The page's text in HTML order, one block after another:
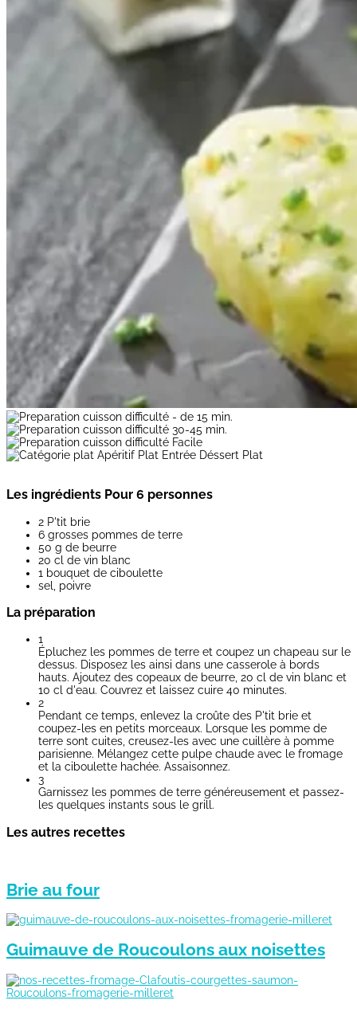
- de 15 min.
30-45 min.
Facile
Plat
Les ingrédients Pour 6 personnes
2 P'tit brie
6 grosses pommes de terre
50 g de beurre
20 cl de vin blanc
1 bouquet de ciboulette
sel, poivre
La préparation
1
Épluchez les pommes de terre et coupez un chapeau sur le
dessus. Disposez les ainsi dans une casserole à bords
hauts. Ajoutez des copeaux de beurre, 20 cl de vin blanc et
10 cl d'eau. Couvrez et laissez cuire 40 minutes.
2
Pendant ce temps, enlevez la croûte des P'tit brie et
coupez-les en petits morceaux. Lorsque les pomme de
terre sont cuites, creusez-les avec une cuillère à pomme
parisienne. Mélangez cette pulpe chaude avec le fromage
et la ciboulette hachée. Assaisonnez.
3
Garnissez les pommes de terre généreusement et passez-
les quelques instants sous le grill.
Les autres recettes
Brie au four
Guimauve de Roucoulons aux noisettes